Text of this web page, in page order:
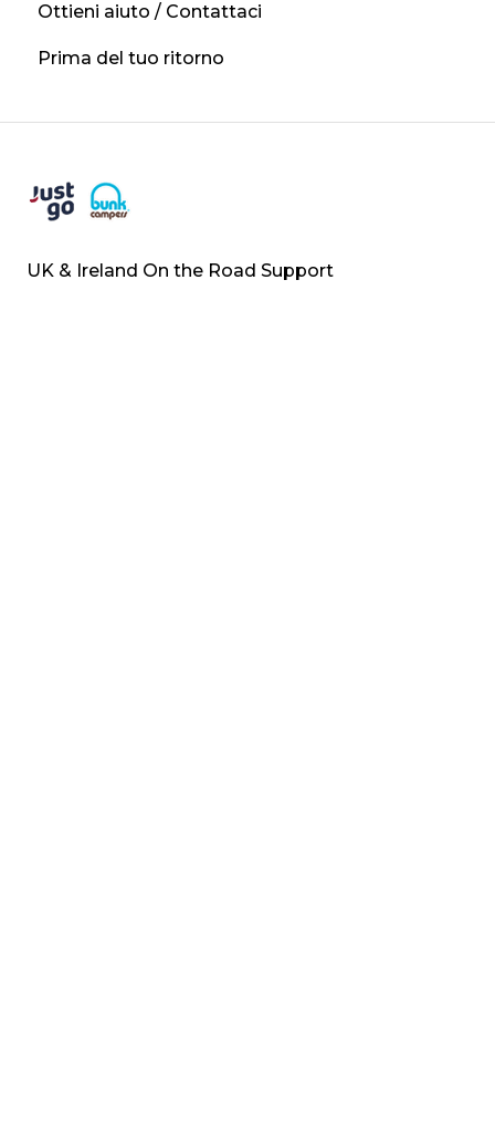
Batteria per il tempo libero
Conversione da pranzo
Ottieni aiuto / Contattaci
Prima del tuo ritorno
UK & Ireland On the Road Support